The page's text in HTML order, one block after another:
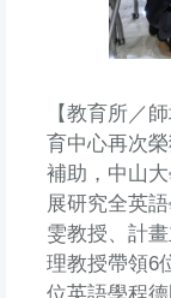
【教育所／
育中心再次
補助，中山
展研究全英
雯教授、計
理教授帶領6